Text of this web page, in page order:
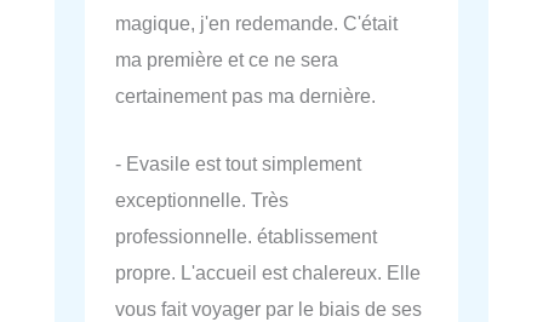
magique, j'en redemande. C'était
ma première et ce ne sera
certainement pas ma dernière.
- Evasile est tout simplement
exceptionnelle. Très
professionnelle. établissement
propre. L'accueil est chalereux. Elle
vous fait voyager par le biais de ses